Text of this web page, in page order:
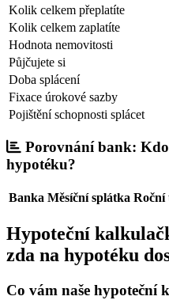
Kolik celkem přeplatíte
Kolik celkem zaplatíte
Hodnota nemovitosti
Půjčujete si
Doba splácení
Fixace úrokové sazby
Pojištění schopnosti splácet
Porovnání bank:
hypotéku?
Banka Měsíční splátka Roční
Hypoteční
zda na hypotéku
Co vám naše hypoteční